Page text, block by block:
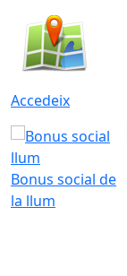
Accedeix
Bonus social de
la llum